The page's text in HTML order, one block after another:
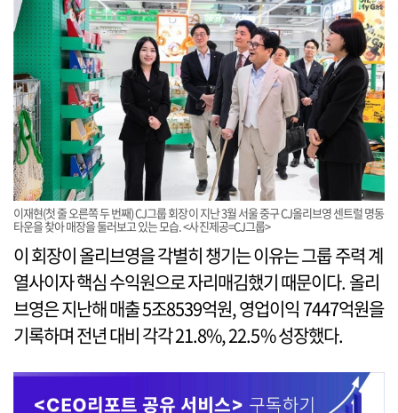
이재현(첫 줄 오른쪽 두 번째) CJ그룹 회장이 지난 3월 서울 중구 CJ올리브영 센트럴 명동
타운을 찾아 매장을 둘러보고 있는 모습. <사진제공=CJ그룹>
이 회장이 올리브영을 각별히 챙기는 이유는 그룹 주력 계
열사이자 핵심 수익원으로 자리매김했기 때문이다. 올리
브영은 지난해 매출 5조8539억원, 영업이익 7447억원을
기록하며 전년 대비 각각 21.8%, 22.5% 성장했다.